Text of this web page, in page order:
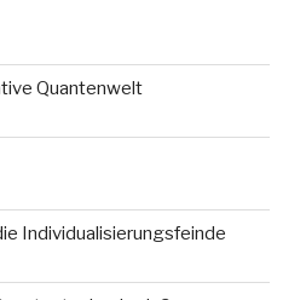
Quantenwelt
Individualisierungsfeinde